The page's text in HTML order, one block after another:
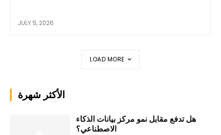
JULY 5, 2026
LOAD MORE
الأكثر شهرة
هل تدفع مقابل نمو مركز بيانات الذكاء
الاصطناعي؟